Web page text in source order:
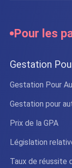
Pour les
Gestation
Gestation Pour
Gestation pour
Prix de la GPA
Législation
Taux de réussite